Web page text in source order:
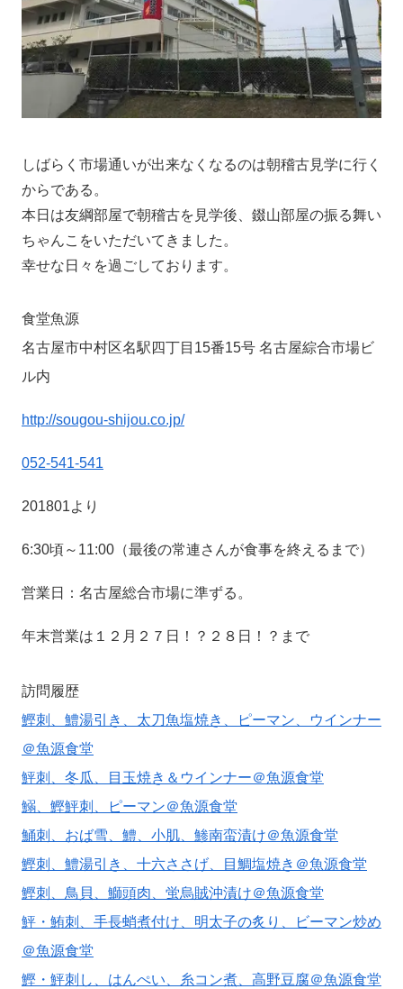
しばらく市場通いが出来なくなるのは朝稽古見学に行く
からである。
本日は友綱部屋で朝稽古を見学後、錣山部屋の振る舞い
ちゃんこをいただいてきました。
幸せな日々を過ごしております。
食堂魚源
名古屋市中村区名駅四丁目15番15号 名古屋綜合市場ビ
ル内
http://sougou-shijou.co.jp/
052-541-541
201801より
6:30頃～11:00（最後の常連さんが食事を終えるまで）
営業日：名古屋総合市場に準ずる。
年末営業は１２月２７日！？２８日！？まで
訪問履歴
鰹刺、鱧湯引き、太刀魚塩焼き、ピーマン、ウインナー
＠魚源食堂
鮃刺、冬瓜、目玉焼き＆ウインナー＠魚源食堂
鰯、鰹鮃刺、ピーマン＠魚源食堂
鯒刺、おば雪、鱧、小肌、鯵南蛮漬け＠魚源食堂
鰹刺、鱧湯引き、十六ささげ、目鯛塩焼き＠魚源食堂
鰹刺、鳥貝、鰤頭肉、蛍烏賊沖漬け＠魚源食堂
鮃・鮪刺、手長蛸煮付け、明太子の炙り、ビーマン炒め
＠魚源食堂
鰹・鮃刺し、はんぺい、糸コン煮、高野豆腐＠魚源食堂